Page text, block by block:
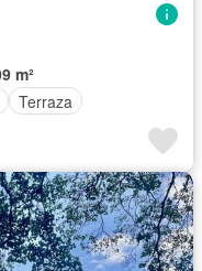
m²
Terraza